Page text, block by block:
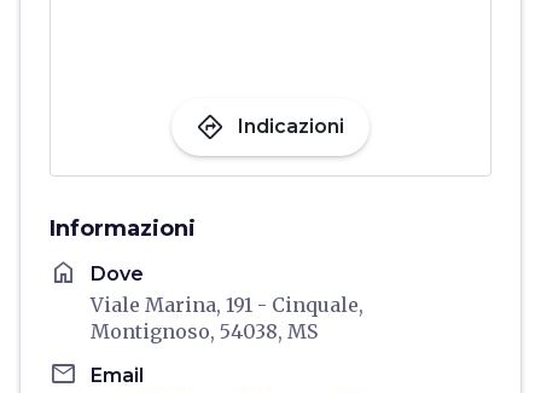
directions Indicazioni
Informazioni
home Dove
Viale Marina, 191 - Cinquale,
Montignoso, 54038, MS
email Email